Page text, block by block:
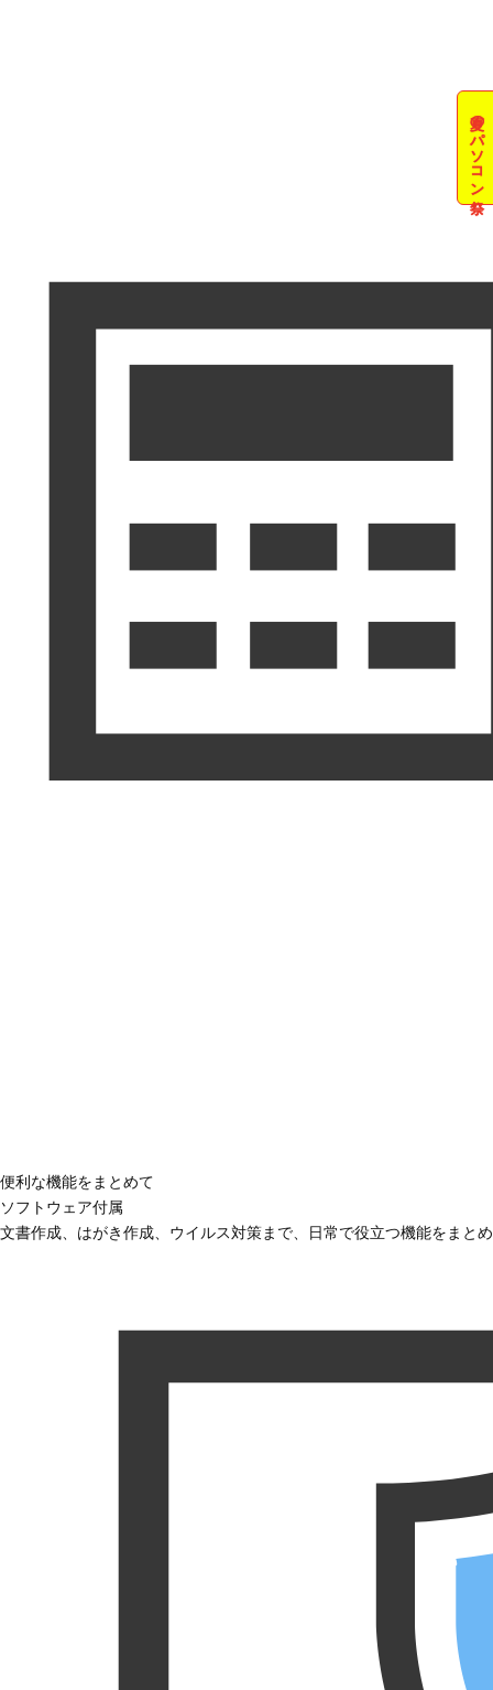
夏のパソコン祭
便利な機能をまとめて
ソフトウェア付属
文書作成、はがき作成、ウイルス対策まで、日常で役立つ機能をまと